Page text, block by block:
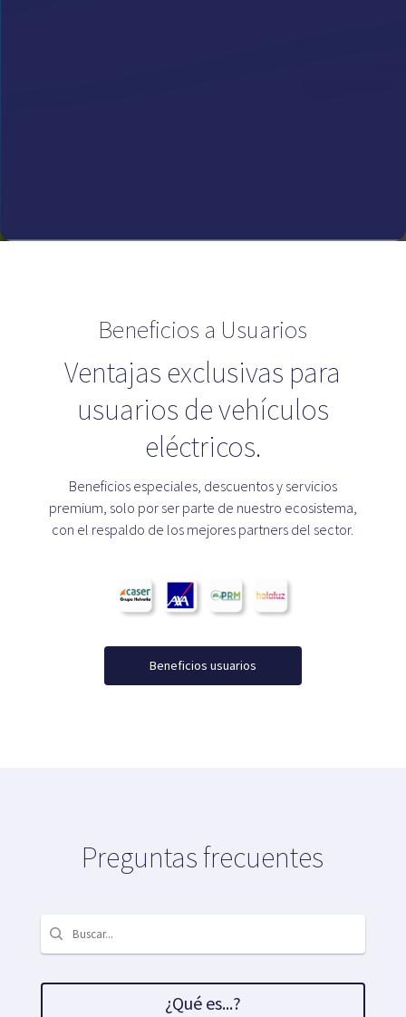
Beneficios a Usuarios
Ventajas exclusivas para
usuarios de vehículos
eléctricos.
Beneficios especiales, descuentos y servicios
premium, solo por ser parte de nuestro ecosistema,
con el respaldo de los mejores partners del sector.
Beneficios usuarios
Preguntas frecuentes
¿Qué es...?